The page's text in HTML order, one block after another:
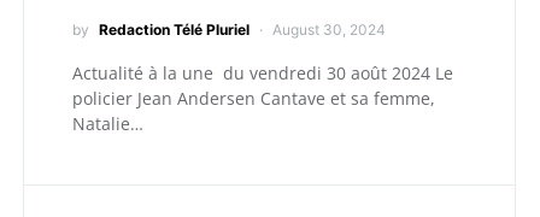
by Redaction Télé Pluriel August 30, 2024
Actualité à la une du vendredi 30 août 2024 Le
policier Jean Andersen Cantave et sa femme,
Natalie…